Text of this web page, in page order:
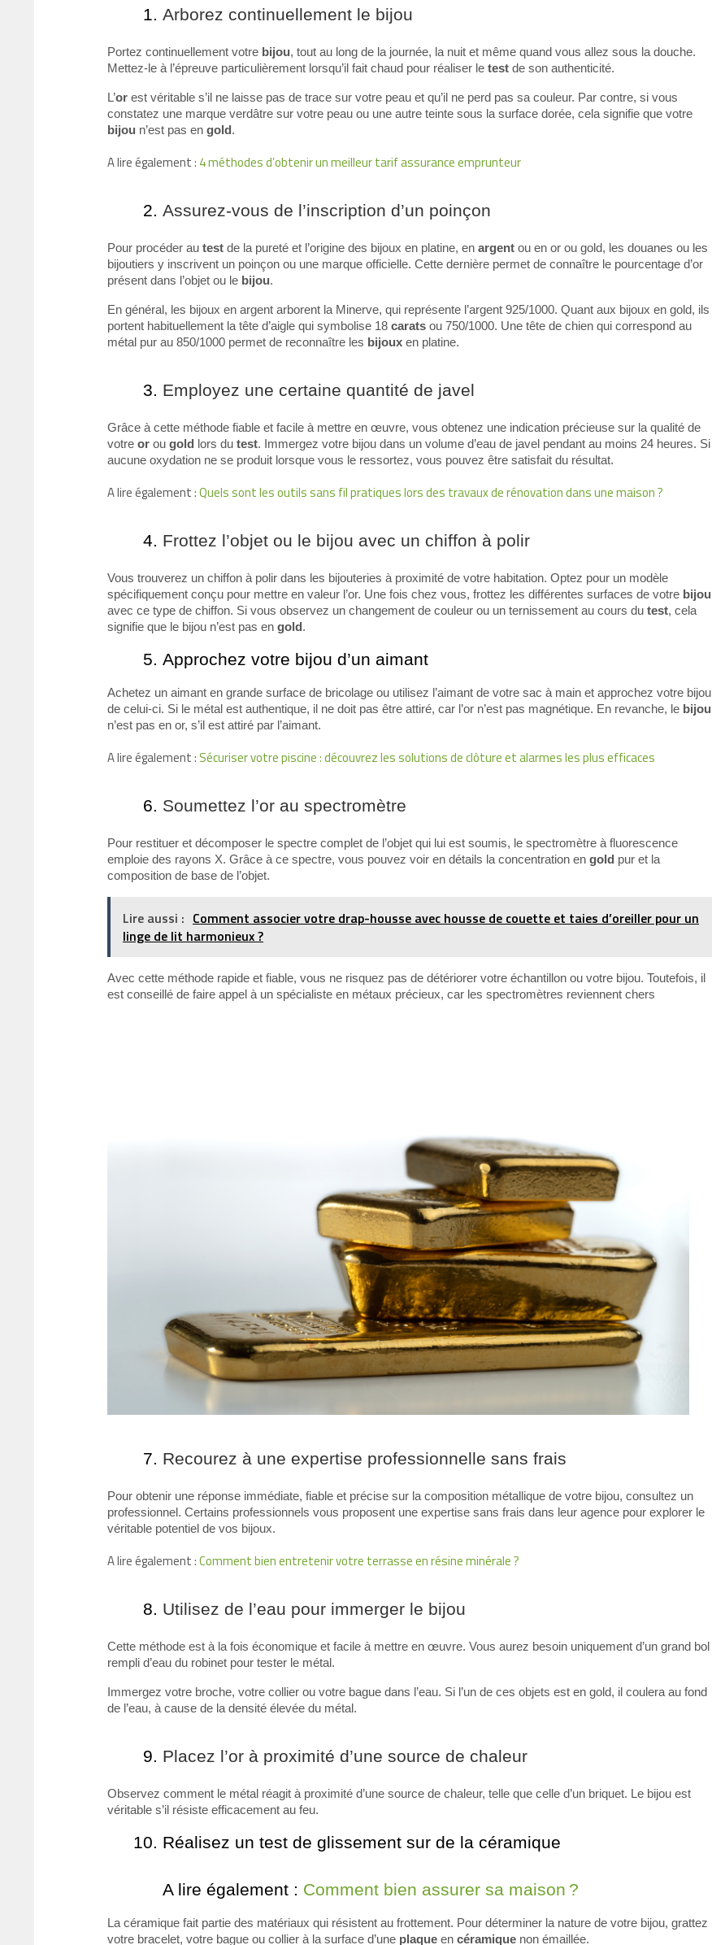
Arborez continuellement le bijou
Portez continuellement votre bijou, tout au long de la journée, la nuit et même quand vous allez sous la douche.
Mettez-le à l’épreuve particulièrement lorsqu’il fait chaud pour réaliser le test de son authenticité.
L’or est véritable s’il ne laisse pas de trace sur votre peau et qu’il ne perd pas sa couleur. Par contre, si vous
constatez une marque verdâtre sur votre peau ou une autre teinte sous la surface dorée, cela signifie que votre
bijou n’est pas en gold .
A lire également : 4 méthodes d’obtenir un meilleur tarif assurance emprunteur
Assurez-vous de l’inscription d’un poinçon
Pour procéder au test de la pureté et l’origine des bijoux en platine, en argent ou en or ou gold, les douanes ou les
bijoutiers y inscrivent un poinçon ou une marque officielle. Cette dernière permet de connaître le pourcentage d’or
présent dans l’objet ou le bijou.
En général, les bijoux en argent arborent la Minerve, qui représente l’argent 925/1000. Quant aux bijoux en gold, ils
portent habituellement la tête d’aigle qui symbolise 18 carats ou 750/1000. Une tête de chien qui correspond au
métal pur au 850/1000 permet de reconnaître les bijoux en platine.
Employez une certaine quantité de javel
Grâce à cette méthode fiable et facile à mettre en œuvre, vous obtenez une indication précieuse sur la qualité de
votre or ou gold lors du test. Immergez votre bijou dans un volume d’eau de javel pendant au moins 24 heures. Si
aucune oxydation ne se produit lorsque vous le ressortez, vous pouvez être satisfait du résultat.
A lire également :Quels sont les outils sans fil pratiques lors des travaux de rénovation dans une maison ?
Frottez l’objet ou le bijou avec un chiffon à polir
Vous trouverez un chiffon à polir dans les bijouteries à proximité de votre habitation. Optez pour un modèle
spécifiquement conçu pour mettre en valeur l’or. Une fois chez vous, frottez les différentes surfaces de votre bijou
avec ce type de chiffon. Si vous observez un changement de couleur ou un ternissement au cours du test, cela
signifie que le bijou n’est pas en gold .
Approchez votre bijou d’un aimant
Achetez un aimant en grande surface de bricolage ou utilisez l’aimant de votre sac à main et approchez votre bijou
de celui-ci. Si le métal est authentique, il ne doit pas être attiré, car l’or n’est pas magnétique. En revanche, le bijou
n’est pas en or, s’il est attiré par l’aimant.
A lire également : Sécuriser votre piscine : découvrez les solutions de clôture et alarmes les plus efficaces
Soumettez l’or au spectromètre
Pour restituer et décomposer le spectre complet de l’objet qui lui est soumis, le spectromètre à fluorescence
emploie des rayons X. Grâce à ce spectre, vous pouvez voir en détails la concentration en gold pur et la
composition de base de l’objet.
Lire aussi : Comment associer votre drap-housse avec housse de couette et taies d’oreiller pour un
linge de lit harmonieux ?
Avec cette méthode rapide et fiable, vous ne risquez pas de détériorer votre échantillon ou votre bijou. Toutefois, il
est conseillé de faire appel à un spécialiste en métaux précieux, car les spectromètres reviennent chers
Recourez à une expertise professionnelle sans frais
Pour obtenir une réponse immédiate, fiable et précise sur la composition métallique de votre bijou, consultez un
professionnel. Certains professionnels vous proposent une expertise sans frais dans leur agence pour explorer le
véritable potentiel de vos bijoux.
A lire également :Comment bien entretenir votre terrasse en résine minérale ?
Utilisez de l’eau pour immerger le bijou
Cette méthode est à la fois économique et facile à mettre en œuvre. Vous aurez besoin uniquement d’un grand bol
rempli d’eau du robinet pour tester le métal.
Immergez votre broche, votre collier ou votre bague dans l’eau. Si l’un de ces objets est en gold, il coulera au fond
de l’eau, à cause de la densité élevée du métal.
Placez l’or à proximité d’une source de chaleur
Observez comment le métal réagit à proximité d’une source de chaleur, telle que celle d’un briquet. Le bijou est
véritable s’il résiste efficacement au feu.
Réalisez un test de glissement sur de la céramique
A lire également : Comment bien assurer sa maison ?
La céramique fait partie des matériaux qui résistent au frottement. Pour déterminer la nature de votre bijou, grattez
votre bracelet, votre bague ou collier à la surface d’une plaque en céramique non émaillée.